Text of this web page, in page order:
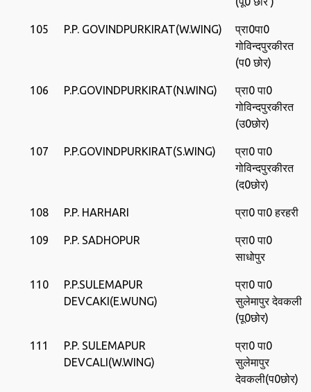
105 P.P. GOVINDPURKIRAT(W.WING)
प्रा0पा0
गोविन्‍दपुरकीरत
(प0 छोर)
106 P.P.GOVINDPURKIRAT(N.WING)
प्रा0 पा0
गोविन्‍दपुरकीरत
(उ0छोर)
107 P.P.GOVINDPURKIRAT(S.WING)
प्रा0 पा0
गोविन्‍दपुरकीरत
(द0छोर)
108 P.P. HARHARI प्रा0 पा0 हरहरी
109 P.P. SADHOPUR
प्रा0 पा0
साधोपुर
110
P.P.SULEMAPUR
DEVCAKI(E.WUNG)
प्रा0 पा0
सुलेमापुर देवकली
(पू0छोर)
111
P.P. SULEMAPUR
DEVCALI(W.WING)
प्रा0 पा0
सुलेमापुर
देवकली(प0छोर)